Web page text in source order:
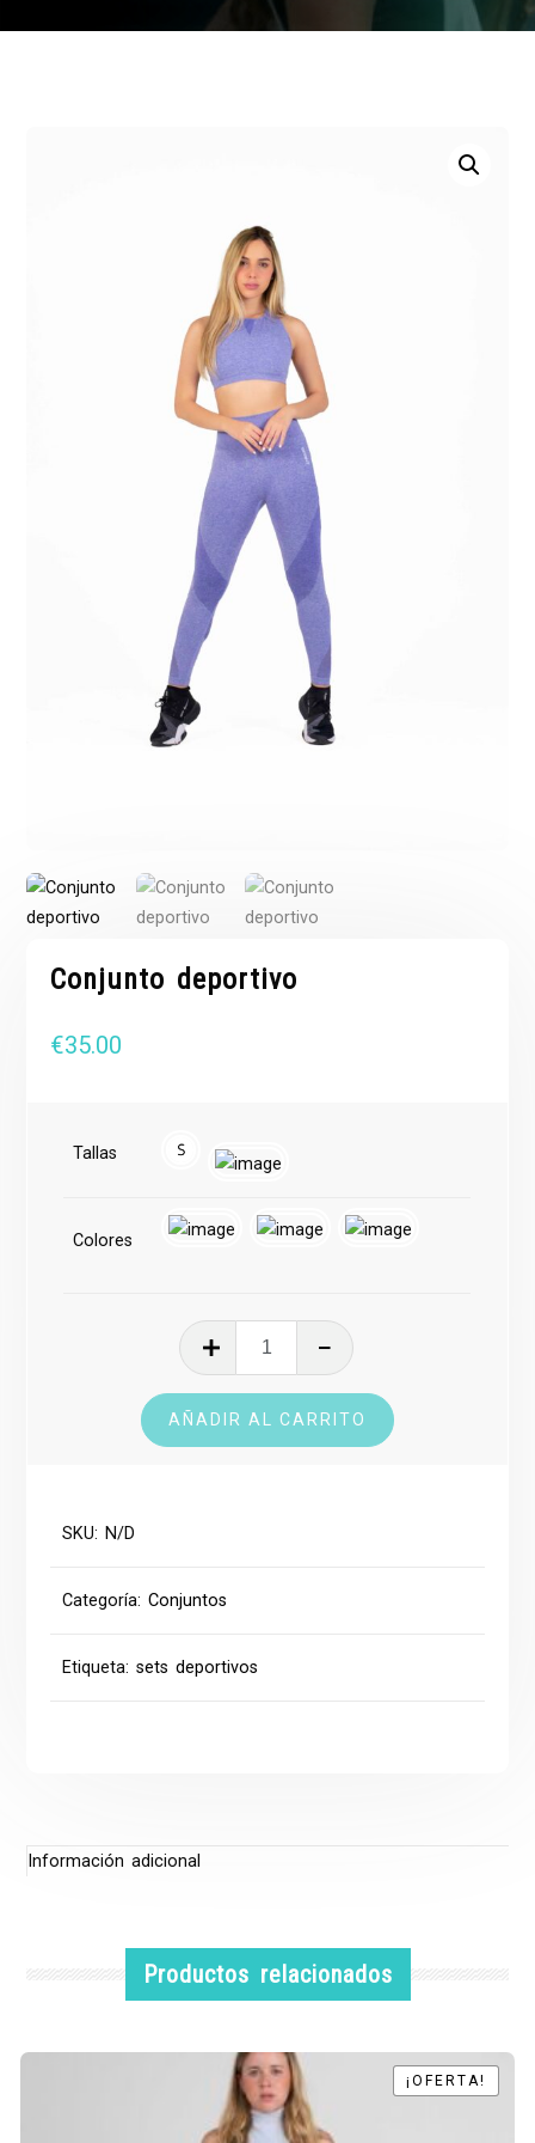
Conjunto deportivo
€35.00
Tallas
Colores
Conjunto
deportivo
cantidad
AÑADIR AL CARRITO
SKU: N/D
Categoría:Conjuntos
Etiqueta:sets deportivos
Información adicional
Productos relacionados
¡OFERTA!
¡OFERTA!